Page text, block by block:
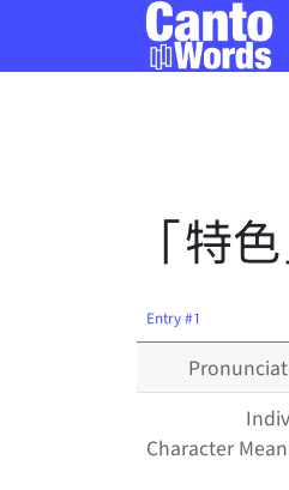
「特色
Entry #1
Character